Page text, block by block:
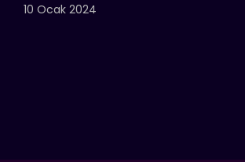
10 Ocak 2024